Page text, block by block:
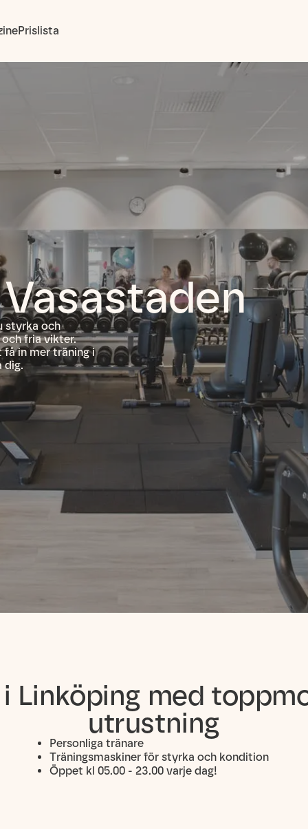
Prislista
styrka och
fria vikter.
in mer träning i
dig.
Linköping med
utrustning
Personliga tränare
Träningsmaskiner för styrka och kondition
Öppet kl 05.00 - 23.00 varje dag!